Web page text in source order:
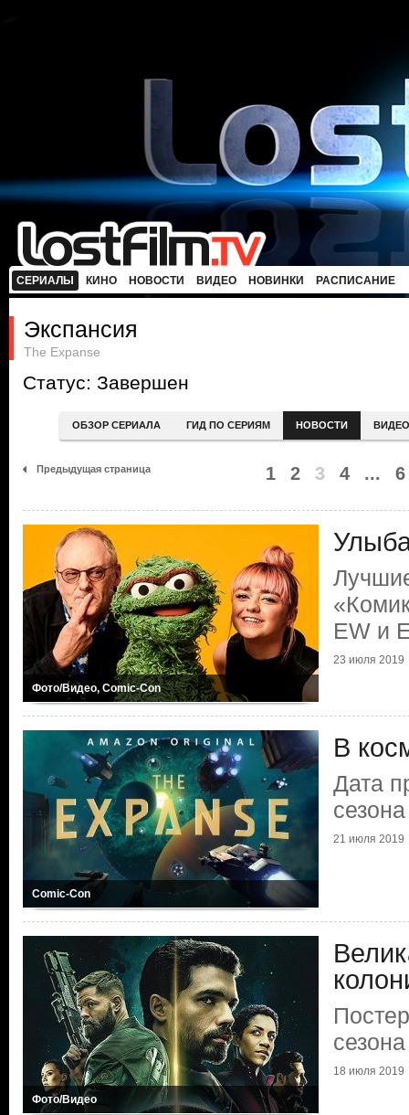
СЕРИАЛЫ КИНО НОВОСТИ ВИДЕО НОВИНКИ РАСПИСАНИЕ
Экспансия
The Expanse
Статус: Завершен
ОБЗОР СЕРИАЛА ГИД ПО СЕРИЯМ НОВОСТИ ВИДЕО
Предыдущая страница 1 2 3 4 ... 6
Фото/Видео, Comic-Con
EW и
23 июля 2019
Comic-Con
В
Дата
21 июля 2019
Фото/Видео
18 июля 2019